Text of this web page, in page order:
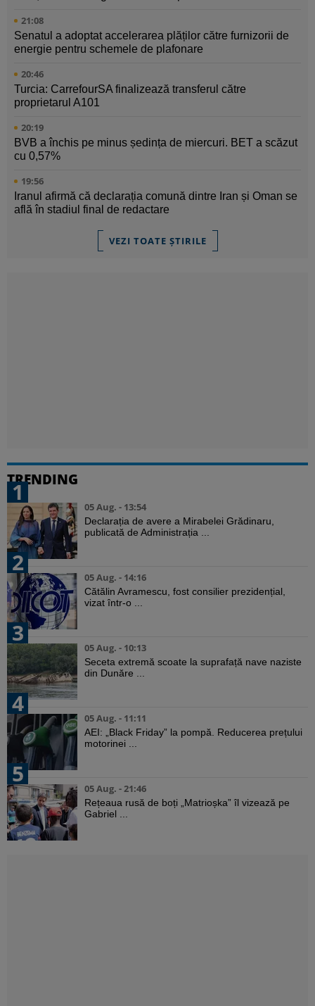
21:08
Senatul a adoptat accelerarea plăților către furnizorii de
energie pentru schemele de plafonare
20:46
Turcia: CarrefourSA finalizează transferul către
proprietarul A101
20:19
BVB a închis pe minus ședința de miercuri. BET a scăzut
cu 0,57%
19:56
Iranul afirmă că declarația comună dintre Iran și Oman se
află în stadiul final de redactare
VEZI TOATE ȘTIRILE
TRENDING
1
05 Aug. - 13:54
Declarația de avere a Mirabelei Grădinaru,
publicată de Administrația ...
2
05 Aug. - 14:16
Cătălin Avramescu, fost consilier prezidențial,
vizat într-o ...
3
05 Aug. - 10:13
Seceta extremă scoate la suprafață nave naziste
din Dunăre ...
4
05 Aug. - 11:11
AEI: „Black Friday” la pompă. Reducerea prețului
motorinei ...
5
05 Aug. - 21:46
Rețeaua rusă de boți „Matrioșka” îl vizează pe
Gabriel ...